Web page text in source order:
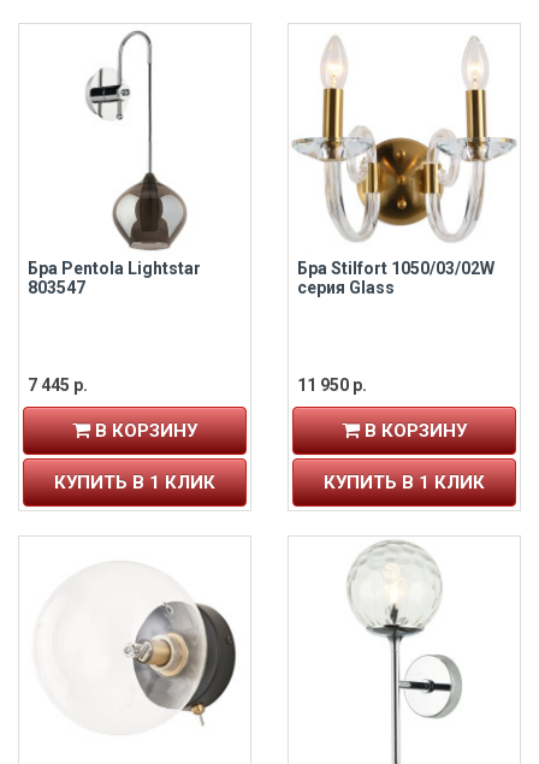
Бра Pentola Lightstar
803547
7 445 р.
В КОРЗИНУ
КУПИТЬ В 1 КЛИК
Бра Stilfort 1050/03/02W
серия Glass
11 950 р.
В КОРЗИНУ
КУПИТЬ В 1 КЛИК